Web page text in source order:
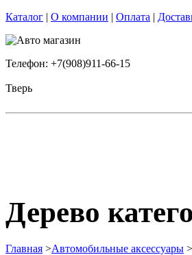
Каталог | О компании | Оплата |
Телефон: +7(908)911-66-15
Тверь
Дерево
Главная >Автомобильные аксессуары >